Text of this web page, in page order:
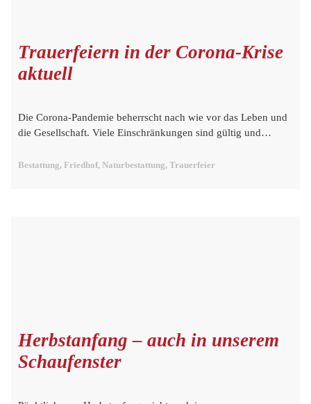
Trauerfeiern in der Corona-Krise
aktuell
Die Corona-Pandemie beherrscht nach wie vor das Leben und
die Gesellschaft. Viele Einschränkungen sind gültig und…
Bestattung, Friedhof, Naturbestattung, Trauerfeier
Herbstanfang – auch in unserem
Schaufenster